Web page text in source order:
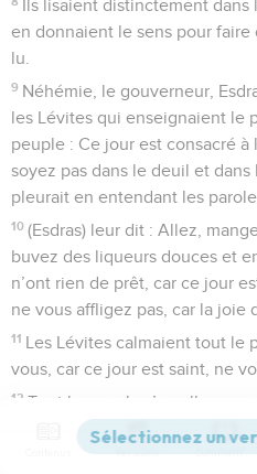
Ils lisaient distinctement
en donnaient le sens pour faire
lu.
9 Néhémie, le gouverneur,
les Lévites qui enseignaient le
peuple : Ce jour est consacré à
soyez pas dans le deuil et
pleurait en entendant les
10 (Esdras) leur dit : Allez,
buvez des liqueurs douces et
n’ont rien de prêt, car ce jour
ne vous affligez pas, car la joie
11 Les Lévites calmaient tout le
vous, car ce jour est saint, ne
12 Tout le peuple s’en alla pour
envoyer des parts et pour se
réjouissances. Car ils avaient
Versions Commentaires